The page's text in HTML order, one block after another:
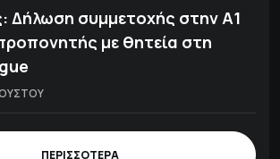
Δήλωση συμμετοχής στην Α1
με θητεία στη
ΠΕΡΙΣΣΟΤΕΡΑ